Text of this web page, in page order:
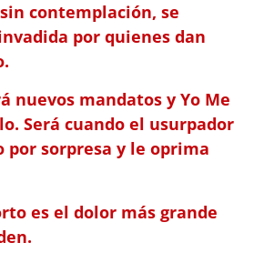
contemplación, se
por quienes dan
nuevos mandatos y Yo Me
Será cuando el usurpador
por sorpresa y le oprima
es el dolor más grande